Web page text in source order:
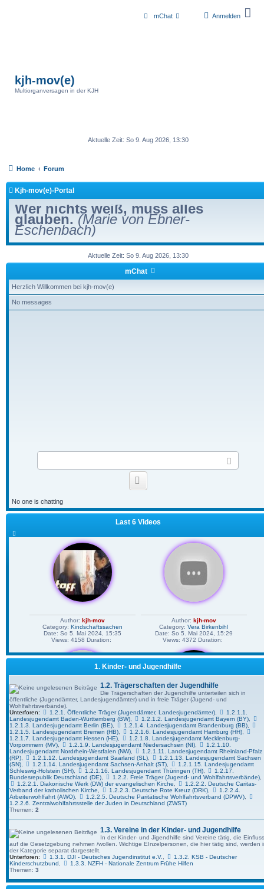
Anmelden
mChat
kjh-mov(e)
Multiorganversagen in der KJH
Aktuelle Zeit: So 9. Aug 2026, 13:30
Home Forum
Kjh-mov(e)-Portal
Wer nichts weiß, muss alles
glauben. (Marie von Ebner-
Eschenbach)
Aktuelle Zeit: So 9. Aug 2026, 13:30
mChat
Herzlich Willkommen bei kjh-mov(e)
No messages
No one is chatting
Last 6 Videos
Author: kjh-mov
Category: Kindschaftssachen
Date: So 5. Mai 2024, 15:35
Views: 4158 Duration:
Author: kjh-mov
Category: Vera Birkenbihl
Date: So 5. Mai 2024, 15:29
Views: 4372 Duration:
Author:kjh-mov
Category:Vera Birkenbihl
Date: So 5. Mai 2024, 15:19
Views: 3977 Duration:
Author:kjh-mov
Category:Vera Birkenbihl
Date: So 5. Mai 2024, 15:18
Views: 4303 Duration:
Author:kjh-mov
Category:
Vera Birkenbihl
Date: So 5. Mai 2024, 15:09
Views: 4624 Duration:
Author:kjh-mov
Category:Vera Birkenbihl
Date: So 5. Mai 2024, 15:03
Views: 3912 Duration:
1. Kinder- und Jugendhilfe
1.2. Trägerschaften der Jugendhilfe
Die Trägerschaften der Jugendhilfe unterteilen sich in
öffentliche (Jugendämter, Landesjugendämter) und in freie Träger (Jugend- und
Wohlfahrtsverbände).
Unterforen:
1.2.1. Öffentliche Träger (Jugendämter, Landesjugendämter),
1.2.1.1.
Landesjugendamt Baden-Württemberg (BW)
1.2.1.2. Landesjugendamt Bayern (BY),
1.2.1.3. Landesjugendamt Berlin (BE)
1.2.1.4. Landesjugendamt Brandenburg (BB),
1.2.1.5. Landesjugendamt Bremen (HB)
1.2.1.6. Landesjugendamt Hamburg (HH),
1.2.1.7. Landesjugendamt Hessen (HE)
1.2.1.8. Landesjugendamt Mecklenburg-
Vorpommern (MV)
1.2.1.9. Landesjugendamt Niedersachsen (NI),
1.2.1.10.
Landesjugendamt Nordrhein-Westfalen (NW)
1.2.1.11. Landesjugendamt Rheinland-Pfalz
(RP)
1.2.1.12. Landesjugendamt Saarland (SL),
1.2.1.13. Landesjugendamt Sachsen
(SN)
1.2.1.14. Landesjugendamt Sachsen-Anhalt (ST),
1.2.1.15. Landesjugendamt
Schleswig-Holstein (SH)
1.2.1.16. Landesjugendamt Thüringen (TH),
1.2.17.
Bundesrepublik Deutschland (DE)
1.2.2. Freie Träger (Jugend- und Wohlfahrtsverbände),
1.2.2.1. Diakonische Werk (DW) der evangelischen Kirche
1.2.2.2. Deutsche Caritas-
Verband der katholischen Kirche
1.2.2.3. Deutsche Rote Kreuz (DRK),
1.2.2.4.
Arbeiterwohlfahrt (AWO)
1.2.2.5. Deutsche Paritätische Wohlfahrtsverband (DPWV),
1.2.2.6. Zentralwohlfahrtsstelle der Juden in Deutschland (ZWST)
Themen: 2
1.3. Vereine in der Kinder- und Jugendhilfe
In der Kinder- und Jigendhilfe sind Vereine tätig, die Einfluss
auf die Gesetzgebung nehmen /wollen. Wichtige EInzelpersonen, die hier tätig sind, werden
der Kategorie separat dargestellt.
Unterforen:
1.3.1. DJI - Deutsches Jugendinstitut e.V.
1.3.2. KSB - Deutscher
Kinderschutzbund
1.3.3. NZFH - Nationale Zentrum Frühe Hilfen
Themen: 3